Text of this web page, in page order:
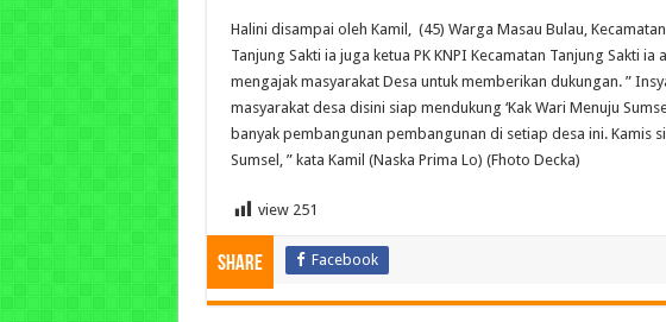
Halini disampai oleh Kamil, (45) Warga Masau Bulau, Kecamatan
Tanjung Sakti ia juga ketua PK KNPI Kecamatan Tanjung Sakti ia
mengajak masyarakat Desa untuk memberikan dukungan. ”
masyarakat desa disini siap mendukung ‘Kak Wari Menuju
banyak pembangunan pembangunan di setiap desa ini. Kamis
Sumsel, ” kata Kamil (Naska Prima Lo) (Fhoto Decka)
view 251
Share Facebook